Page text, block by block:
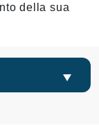
della sua